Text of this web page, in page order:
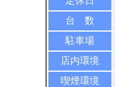
台 数
駐車場
店内環境
喫煙環境